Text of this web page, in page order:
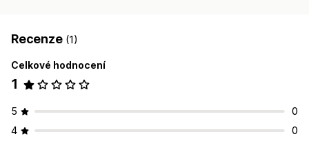
Recenze (1)
Celkové hodnocení
1
5
0
4
0